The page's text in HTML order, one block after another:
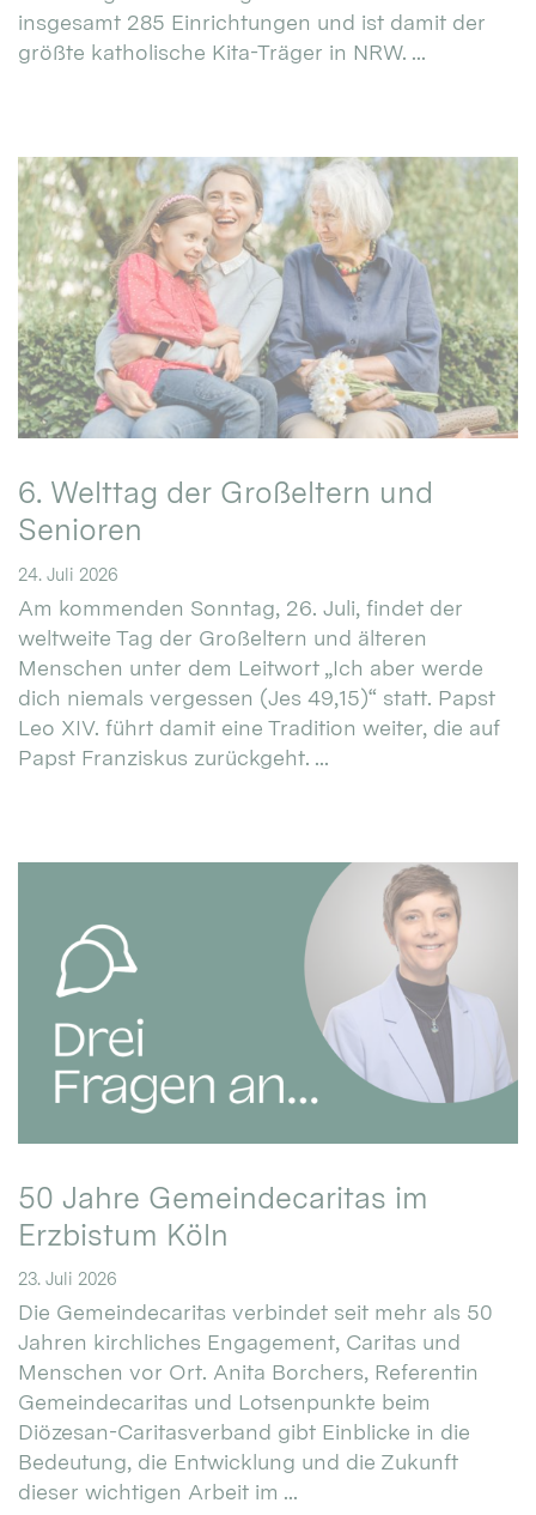
insgesamt 285 Einrichtungen und ist damit der
größte katholische Kita-Träger in NRW. ...
6. Welttag der Großeltern und
Senioren
24. Juli 2026
Am kommenden Sonntag, 26. Juli, findet der
weltweite Tag der Großeltern und älteren
Menschen unter dem Leitwort „Ich aber werde
dich niemals vergessen (Jes 49,15)“ statt. Papst
Leo XIV. führt damit eine Tradition weiter, die auf
Papst Franziskus zurückgeht. ...
50 Jahre Gemeindecaritas im
Erzbistum Köln
23. Juli 2026
Die Gemeindecaritas verbindet seit mehr als 50
Jahren kirchliches Engagement, Caritas und
Menschen vor Ort. Anita Borchers, Referentin
Gemeindecaritas und Lotsenpunkte beim
Diözesan-Caritasverband gibt Einblicke in die
Bedeutung, die Entwicklung und die Zukunft
dieser wichtigen Arbeit im ...